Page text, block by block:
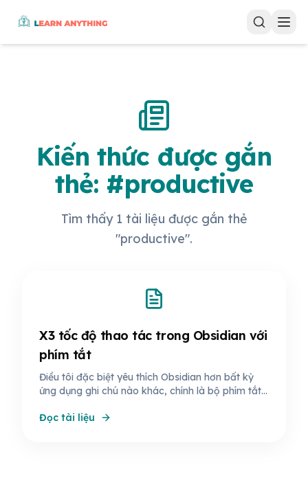
Kiến thức được gắn
thẻ: #productive
Tìm thấy 1 tài liệu được gắn thẻ
"productive".
X3 tốc độ thao tác trong Obsidian với
phím tắt
Điều tôi đặc biệt yêu thích Obsidian hơn bất kỳ
ứng dụng ghi chú nào khác, chính là bộ phím tắt
hạn giúp tăng tốc độ soạn thảo nội dung chỉ với
Đọc tài liệu